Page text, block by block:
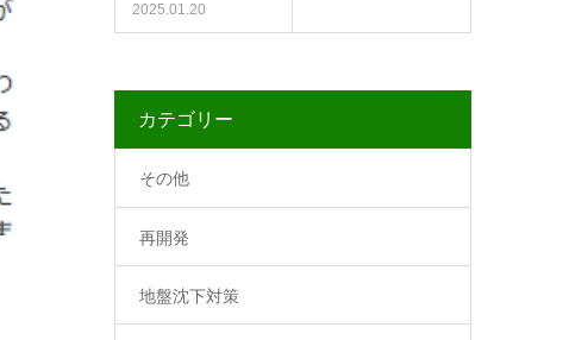
2025.01.20
カテゴリー
その他
再開発
地盤沈下対策